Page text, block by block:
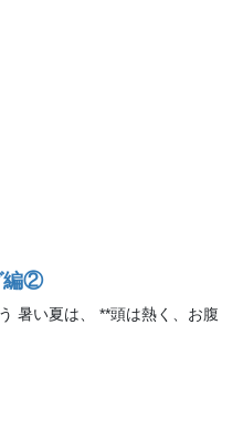
ション
会」で紹介！話題のへそヒーリング体
「櫻井・有吉
話題のへそヒ
編②
暑い夏は、 **頭は熱く、お腹